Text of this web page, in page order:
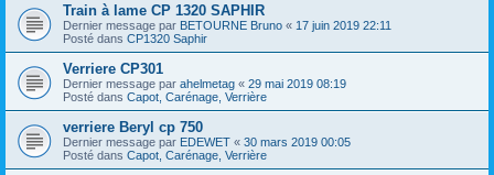
Train à lame CP 1320 SAPHIR
Dernier message par BETOURNE Bruno « 17 juin 2019 22:11
Posté dans CP1320 Saphir
Verriere CP301
Dernier message par ahelmetag « 29 mai 2019 08:19
Posté dans Capot, Carénage, Verrière
verriere Beryl cp 750
Dernier message par EDEWET « 30 mars 2019 00:05
Posté dans Capot, Carénage, Verrière